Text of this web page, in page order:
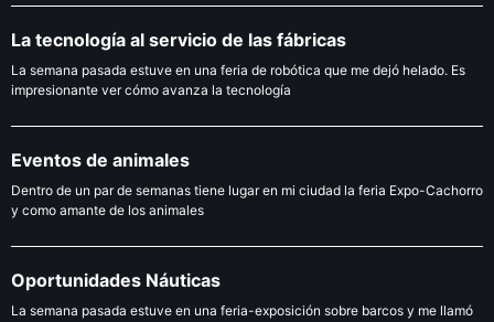
La tecnología al servicio de las fábricas
La semana pasada estuve en una feria de robótica que me dejó helado. Es
impresionante ver cómo avanza la tecnología
Eventos de animales
Dentro de un par de semanas tiene lugar en mi ciudad la feria Expo-Cachorro
y como amante de los animales
Oportunidades Náuticas
La semana pasada estuve en una feria-exposición sobre barcos y me llamó